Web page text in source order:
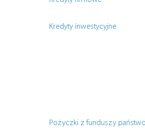
Kredyty inwestycyjne
Pożyczki z funduszy